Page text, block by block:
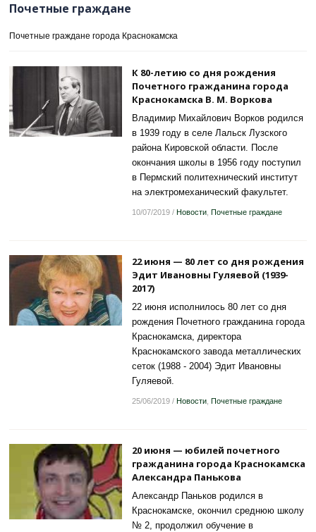
Почетные граждане
Почетные граждане города Краснокамска
К 80-летию со дня рождения
Почетного гражданина города
Краснокамска В. М. Воркова
Владимир Михайлович Ворков родился
в 1939 году в селе Лальск Лузского
района Кировской области. После
окончания школы в 1956 году поступил
в Пермский политехнический институт
на электромеханический факультет.
10/07/2019/ Новости, Почетные граждане
22 июня — 80 лет со дня рождения
Эдит Ивановны Гуляевой (1939-
2017)
22 июня исполнилось 80 лет со дня
рождения Почетного гражданина города
Краснокамска, директора
Краснокамского завода металлических
сеток (1988 - 2004) Эдит Ивановны
Гуляевой.
25/06/2019/ Новости, Почетные граждане
20 июня — юбилей почетного
гражданина города Краснокамска
Александра Панькова
Александр Паньков родился в
Краснокамске, окончил среднюю школу
№ 2, продолжил обучение в